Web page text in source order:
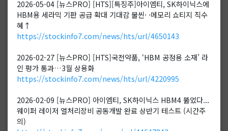
2026-05-04 [뉴스PRO] [HTS][특징주]아이엠티, SK하이닉스에
HBM용 세라믹 기판 공급 확대 기대감 물씬· ·메모리 쇼티지 직수
혜↑
https://stockinfo7.com/news/hts/url/4650143
2026-02-27 [뉴스PRO] [HTS]국전약품, ‘HBM 공정용 소재’ 라
인 평가 통과…3월 상용화
https://stockinfo7.com/news/hts/url/4220995
2026-02-09 [뉴스PRO] 아이엠티, SK하이닉스 HBM4 뚫었다...
웨이퍼 레이저 열처리장비 공동개발 완료 상반기 테스트 (시간주
의)